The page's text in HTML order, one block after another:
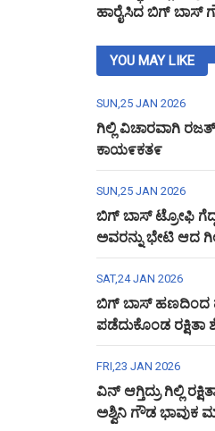
ಹಾರೈಸಿದ ಬಿಗ್ ಬಾಸ್
YOU MAY LIKE
SUN,25 JAN 2026
ಗಿಲ್ಲಿ ವಿಚಾರವಾಗಿ
ಕಾಯ೯ಕತ೯
SUN,25 JAN 2026
ಬಿಗ್ ಬಾಸ್ ಟ್ರೋಫಿ
ಅವರನ್ನು ಭೇಟಿ ಆದ
SAT,24 JAN 2026
ಬಿಗ್ ಬಾಸ್ ಹಣದಿಂದ
ಪಡೆದುಕೊಂಡ ರಕ್ಷಿತಾ
FRI,23 JAN 2026
ವಿನ್ ಆಗ್ತಿದ್ರು ಗಿಲ್ಲಿ
ಅಶ್ವಿನಿ ಗೌಡ ಭಾವುಕ